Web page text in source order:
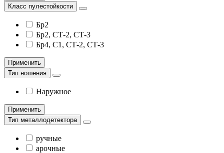
Класс пулестойкости
Бр2
Бр2, СТ-2, СТ-3
Бр4, С1, СТ-2, СТ-3
Применить
Тип ношения
Наружное
Применить
Тип металлодетектора
ручные
арочные